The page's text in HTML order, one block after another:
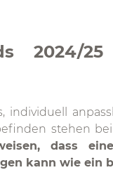
2024/
individuell
stehen
dass
kann wie ein